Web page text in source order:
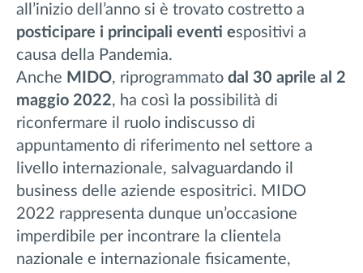
all’inizio dell’anno si è trovato costretto a
posticipare i principali eventi espositivi a
causa della Pandemia.
Anche MIDO, riprogrammato dal 30 aprile al 2
maggio 2022, ha così la possibilità di
riconfermare il ruolo indiscusso di
appuntamento di riferimento nel settore a
livello internazionale, salvaguardando il
business delle aziende espositrici. MIDO
2022 rappresenta dunque un’occasione
imperdibile per incontrare la clientela
nazionale e internazionale fisicamente,